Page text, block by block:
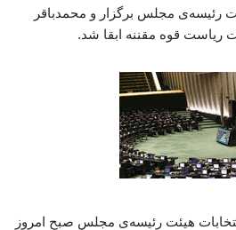
رئیسه‌ی مجلس برگزار و محمدباقر
ریاست قوه مقننه ابقا شد.
هیئت رئیسه‌ی مجلس صبح امروز